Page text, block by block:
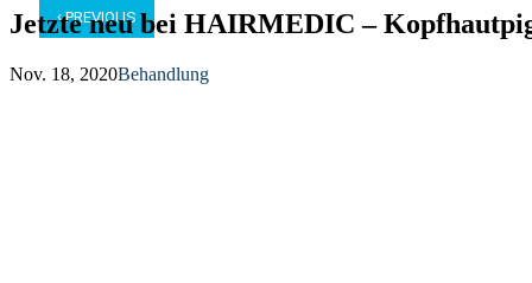
‹PREVIOUS
Jetzte neu bei HAIRMEDIC –
Nov. 18, 2020Behandlung